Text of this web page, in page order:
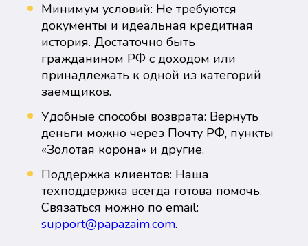
Минимум условий: Не требуются
документы и идеальная кредитная
история. Достаточно быть
гражданином РФ с доходом или
принадлежать к одной из категорий
заемщиков.
Удобные способы возврата: Вернуть
деньги можно через Почту РФ, пункты
«Золотая корона» и другие.
Поддержка клиентов: Наша
техподдержка всегда готова помочь.
Связаться можно по email:
support@papazaim.com.